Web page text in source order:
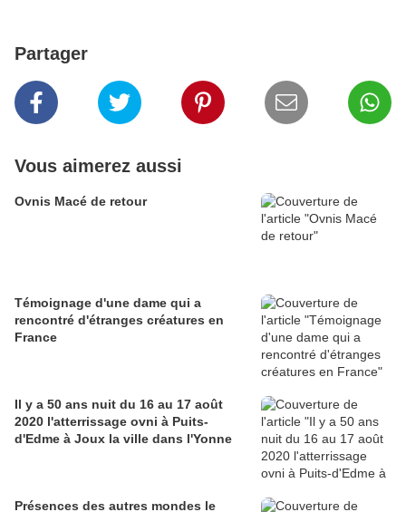
Partager
Vous aimerez aussi
Ovnis Macé de retour
Témoignage d'une dame qui a
rencontré d'étranges créatures en
France
Il y a 50 ans nuit du 16 au 17 août
2020 l'atterrissage ovni à Puits-
d'Edme à Joux la ville dans l'Yonne
Présences des autres mondes le